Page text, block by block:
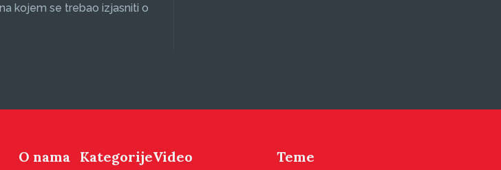
kojem se trebao izjasniti o
O nama KategorijeVideo Teme